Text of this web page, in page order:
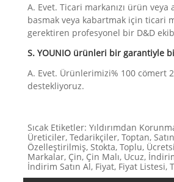
A. Evet. Ticari markanızı ürün
basmak veya kabartmak için ticari
gerektiren profesyonel bir D&D
S. YOUNIO ürünleri bir garantiyle
A. Evet. Ürünlerimizi% 100 cömert
destekliyoruz.
Sıcak Etiketler: Yıldırımdan
Üreticiler, Tedarikçiler, Toptan,
Özelleştirilmiş, Stokta, Toplu,
Markalar, Çin, Çin Malı, Ucuz,
İndirim Satın Al, Fiyat, Fiyat Listesi,